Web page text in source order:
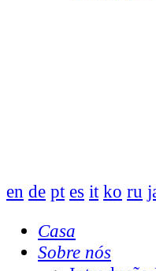
en de pt es it ko ru
Casa
Sobre nós